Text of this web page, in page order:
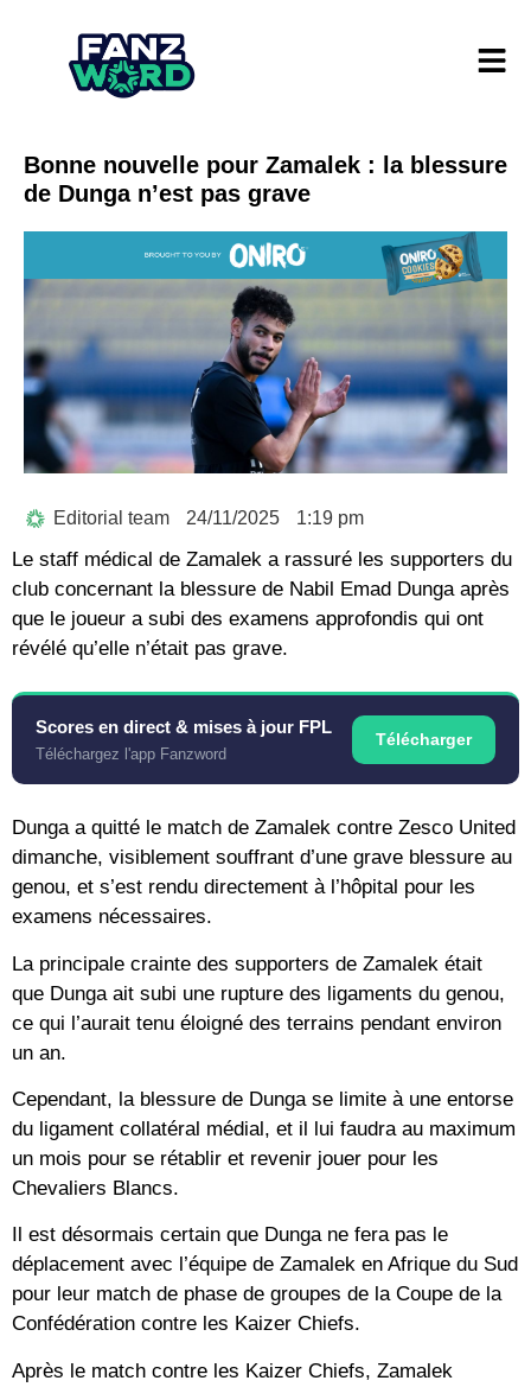
Bonne nouvelle pour Zamalek : la blessure
de Dunga n’est pas grave
Editorial team 24/11/2025 1:19 pm
Le staff médical de Zamalek a rassuré les supporters du
club concernant la blessure de Nabil Emad Dunga après
que le joueur a subi des examens approfondis qui ont
révélé qu’elle n’était pas grave.
Scores en direct & mises à jour FPL
Téléchargez l'app Fanzword
Télécharger
Dunga a quitté le match de Zamalek contre Zesco United
dimanche, visiblement souffrant d’une grave blessure au
genou, et s’est rendu directement à l’hôpital pour les
examens nécessaires.
La principale crainte des supporters de Zamalek était
que Dunga ait subi une rupture des ligaments du genou,
ce qui l’aurait tenu éloigné des terrains pendant environ
un an.
Cependant, la blessure de Dunga se limite à une entorse
du ligament collatéral médial, et il lui faudra au maximum
un mois pour se rétablir et revenir jouer pour les
Chevaliers Blancs.
Il est désormais certain que Dunga ne fera pas le
déplacement avec l’équipe de Zamalek en Afrique du Sud
pour leur match de phase de groupes de la Coupe de la
Confédération contre les Kaizer Chiefs.
Après le match contre les Kaizer Chiefs, Zamalek